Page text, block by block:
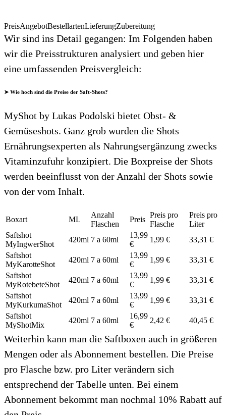
PreisAngebotBestellartenLieferungZubereitung
Wir sind ins Detail gegangen: Im Folgenden haben
wir die Preisstrukturen analysiert und geben hier
eine umfassenden Preisvergleich:
➤ Wie hoch sind die Preise der Saft-Shots?
MyShot by Lukas Podolski bietet Obst- &
Gemüseshots. Ganz grob wurden die Shots
Ernährungsexperten als Nahrungsergänzung zwecks
Vitaminzufuhr konzipiert. Die Boxpreise der Shots
werden beeinflusst von der Anzahl der Shots sowie
von der vom Inhalt.
Boxart ML
Anzahl
Flaschen
Preis
Preis pro
Flasche
Preis pro
Liter
Saftshot
MyIngwerShot
420ml 7 a 60ml
13,99
€
1,99 €
33,31 €
Saftshot
MyKarotteShot
420ml 7 a 60ml
13,99
€
1,99 €
33,31 €
Saftshot
MyRotebeteShot
420ml 7 a 60ml
13,99
€
1,99 €
33,31 €
Saftshot
MyKurkumaShot
420ml 7 a 60ml
13,99
€
1,99 €
33,31 €
Saftshot
MyShotMix
420ml 7 a 60ml
16,99
€
2,42 € 40,45 €
Weiterhin kann man die Saftboxen auch in größeren
Mengen oder als Abonnement bestellen. Die Preise
pro Flasche bzw. pro Liter verändern sich
entsprechend der Tabelle unten. Bei einem
Abonnement bekommt man nochmal 10% Rabatt auf